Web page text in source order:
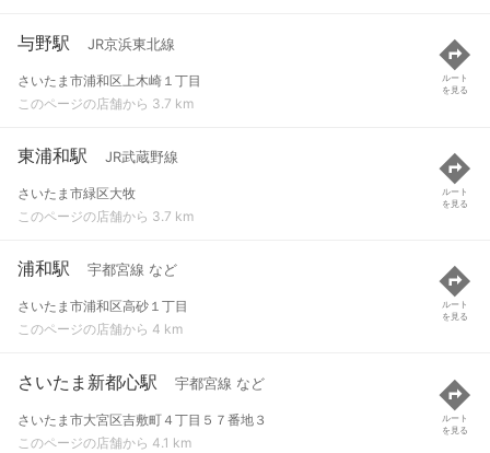
与野駅 JR京浜東北線
さいたま市浦和区上木崎１丁目
このページの店舗から 3.7 km
ルート
を見る
東浦和駅 JR武蔵野線
さいたま市緑区大牧
このページの店舗から 3.7 km
ルート
を見る
浦和駅 宇都宮線 など
さいたま市浦和区高砂１丁目
このページの店舗から 4 km
ルート
を見る
さいたま新都心駅 宇都宮線 など
さいたま市大宮区吉敷町４丁目５７番地３
このページの店舗から 4.1 km
ルート
を見る